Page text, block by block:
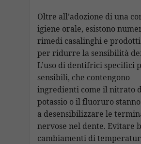
Oltre all’adozione di una
igiene orale, esistono
rimedi casalinghi e
per ridurre la sensibilità
L’uso di dentifrici specifici
sensibili, che contengono
ingredienti come il nitrato
potassio o il fluoruro
a desensibilizzare le
nervose nel dente. Evitare
cambiamenti di